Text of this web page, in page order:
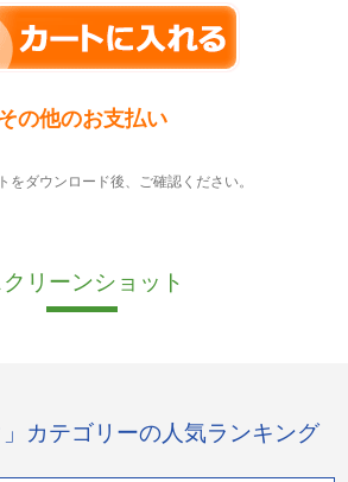
の他のお支払い
をダウンロード後、ご確認ください。
クリーンショット
」カテゴリーの人気ランキング